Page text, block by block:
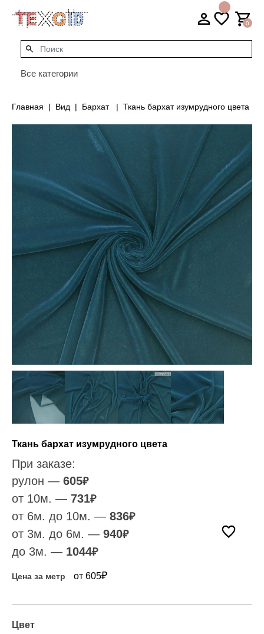
0
Все категории
Главная Вид Бархат Ткань бархат изумрудного цвета
Ткань бархат изумрудного цвета
При заказе:
рулон — 605₽
от 10м. — 731₽
от 6м. до 10м. — 836₽
от 3м. до 6м. — 940₽
до 3м. — 1044₽
Цена за метр от 605₽
Цвет